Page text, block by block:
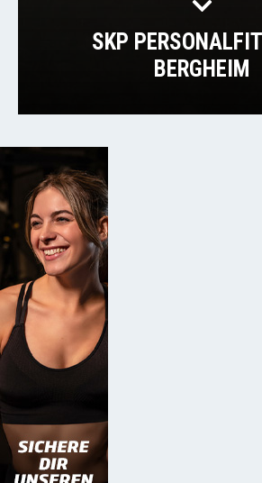
SKP
BERGHEIM